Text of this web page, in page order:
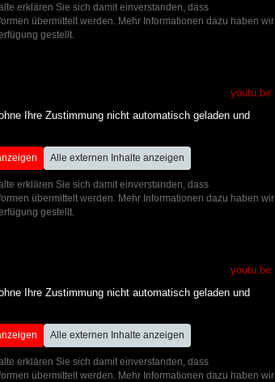
erklären Sie sich damit einverstanden, dass
übermittelt werden. Mehr Informationen dazu haben wir
gestellt.
youtu.be
Ihre Zustimmung nicht automatisch geladen und
Alle externen Inhalte anzeigen
erklären Sie sich damit einverstanden, dass
übermittelt werden. Mehr Informationen dazu haben wir
gestellt.
youtu.be
Ihre Zustimmung nicht automatisch geladen und
Alle externen Inhalte anzeigen
erklären Sie sich damit einverstanden, dass
übermittelt werden. Mehr Informationen dazu haben wir